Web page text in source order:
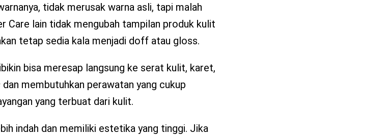
tidak merusak warna asli, tapi malah
Care lain tidak mengubah tampilan produk kulit
tetap sedia kala menjadi doff atau gloss.
bisa meresap langsung ke serat kulit, karet,
dan membutuhkan perawatan yang cukup
yang terbuat dari kulit.
indah dan memiliki estetika yang tinggi. Jika